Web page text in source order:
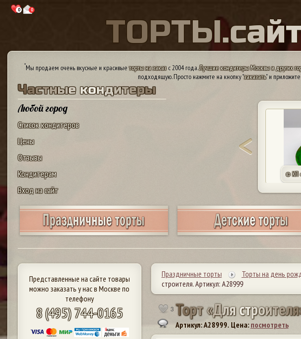
0 0
ТОРТЫ.сай
*Мы продаем очень вкусные и красивыеторты на заказс 2004 года.Лучшие кондитеры Москвы и других
подходящую. Просто нажмите на кнопку "заказать" и
Частные кондитеры
Любой город
Список кондитеров
Цены
Отзывы
Кондитерам
Вход на сайт
© КП
Представленные на сайте товары
можно заказать у нас в Москве по
телефону
8 (495) 744-0165
Праздничные торты Торты на день
строителя. Артикул: А28999
3 Торт«Длястроителя
Артикул: A28999. Цена: посмотреть